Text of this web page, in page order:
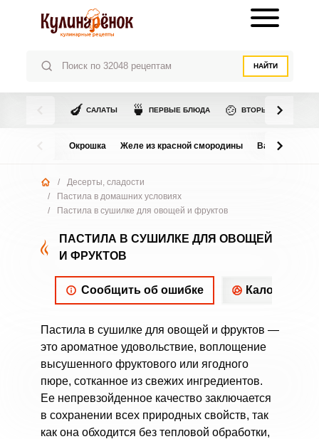
НАЙТИ
🍆 САЛАТЫ 🍵 ПЕРВЫЕ БЛЮДА 🍲 ВТОРЫЕ БЛЮДА
Окрошка Желе из красной смородины Варенье из
/
Десерты, сладости
/
Пастила в домашних условиях
/
Пастила в сушилке для овощей и фруктов
ПАСТИЛА В СУШИЛКЕ ДЛЯ ОВОЩЕЙ
И ФРУКТОВ
Сообщить об ошибке
Пастила в сушилке для овощей и фруктов —
это ароматное удовольствие, воплощение
высушенного фруктового или ягодного
пюре, сотканное из свежих ингредиентов.
Ее непревзойденное качество заключается
в сохранении всех природных свойств, так
как она обходится без тепловой обработки,